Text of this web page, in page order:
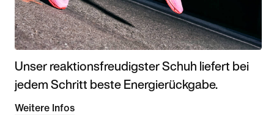
Unser reaktionsfreudigster Schuh liefert bei
jedem Schritt beste Energierückgabe.
Weitere Infos